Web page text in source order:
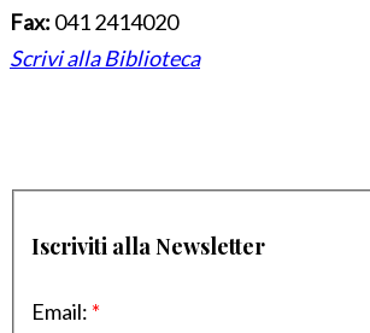
Fax: 041 2414020
Scrivi alla Biblioteca
Iscriviti alla Newsletter
Email: *